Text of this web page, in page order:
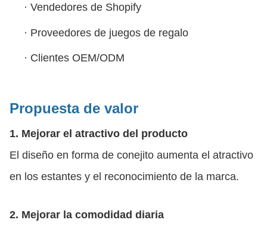
· Vendedores de Shopify
· Proveedores de juegos de regalo
· Clientes OEM/ODM
Propuesta de valor
1. Mejorar el atractivo del producto
El diseño en forma de conejito aumenta el atractivo
en los estantes y el reconocimiento de la marca.
2. Mejorar la comodidad diaria